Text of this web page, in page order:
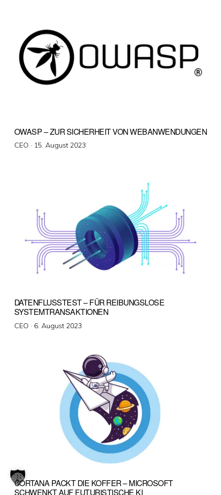
OWASP – ZUR SICHERHEIT VON WEBANWENDUNGEN
CEO · Veröffentlicht
15. August 2023
DATENFLUSSTEST – FÜR REIBUNGSLOSE
SYSTEMTRANSAKTIONEN
CEO · Veröffentlicht
6. August 2023
CORTANA PACKT DIE KOFFER – MICROSOFT
SCHWENKT AUF FUTURISTISCHE KI